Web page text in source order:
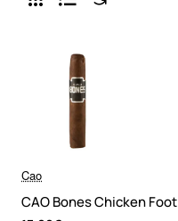
Cao
CAO Bones Chicken Foot